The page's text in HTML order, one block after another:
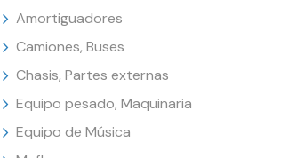
Amortiguadores
Camiones, Buses
Chasis, Partes externas
Equipo pesado, Maquinaria
Equipo de Música